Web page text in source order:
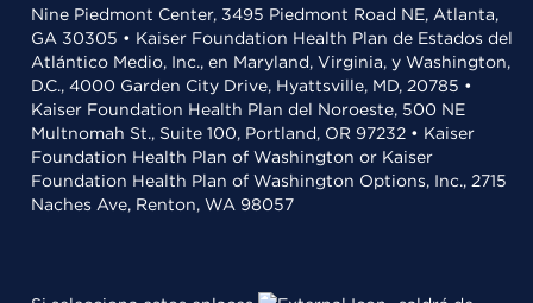
Nine Piedmont Center, 3495 Piedmont Road NE, Atlanta,
GA 30305 • Kaiser Foundation Health Plan de Estados del
Atlántico Medio, Inc., en Maryland, Virginia, y Washington,
D.C., 4000 Garden City Drive, Hyattsville, MD, 20785 •
Kaiser Foundation Health Plan del Noroeste, 500 NE
Multnomah St., Suite 100, Portland, OR 97232 • Kaiser
Foundation Health Plan of Washington or Kaiser
Foundation Health Plan of Washington Options, Inc., 2715
Naches Ave, Renton, WA 98057